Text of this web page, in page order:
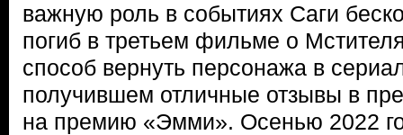
важную роль в событиях Саги
погиб в третьем фильме о
способ вернуть персонажа в
получившем отличные отзывы в
на премию «Эмми». Осенью 2022